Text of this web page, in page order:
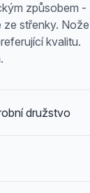
způsobem -
střenky.
kvalitu.
družstvo